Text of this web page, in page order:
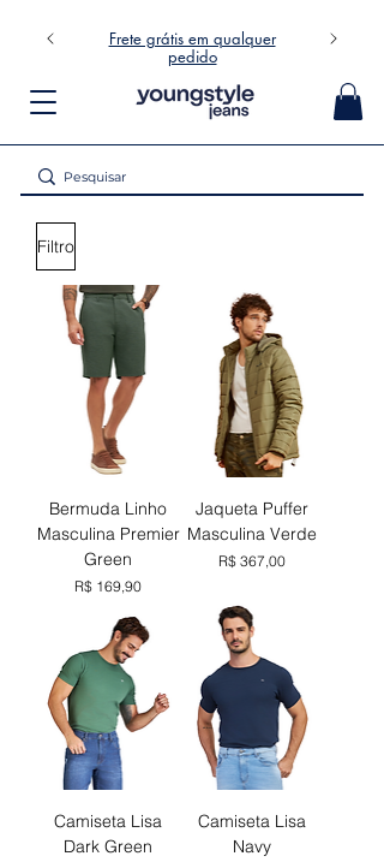
Frete grátis em qualquer
pedido
Filtro
Bermuda Linho
Masculina Premier
Green
Preço
R$ 169,90
Jaqueta Puffer
Masculina Verde
Preço
R$ 367,00
Camiseta Lisa
Dark Green
Camiseta Lisa
Navy